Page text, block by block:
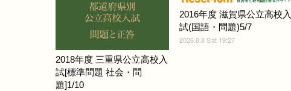
2018年度 三重県公立高校入
試[標準問題 社会・問
題]1/10
2016年度 滋賀県公立高校入
試(国語・問題)5/7
2026.8.8 Sat 19:27